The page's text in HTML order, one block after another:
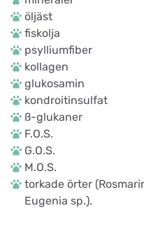
öljäst
fiskolja
psylliumfiber
kollagen
glukosamin
kondroitinsulfat
ß-glukaner
F.O.S.
G.O.S.
M.O.S.
torkade örter
Eugenia sp.).